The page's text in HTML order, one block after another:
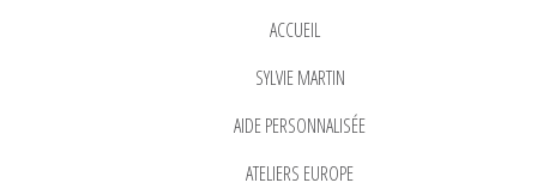
ACCUEIL
SYLVIE MARTIN
AIDE PERSONNALISÉE
ATELIERS EUROPE